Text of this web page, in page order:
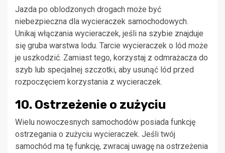
Jazda po oblodzonych drogach może być
niebezpieczna dla wycieraczek samochodowych.
Unikaj włączania wycieraczek, jeśli na szybie znajduje
się gruba warstwa lodu. Tarcie wycieraczek o lód może
je uszkodzić. Zamiast tego, korzystaj z odmrażacza do
szyb lub specjalnej szczotki, aby usunąć lód przed
rozpoczęciem korzystania z wycieraczek.
10. Ostrzeżenie o zużyciu
Wielu nowoczesnych samochodów posiada funkcję
ostrzegania o zużyciu wycieraczek. Jeśli twój
samochód ma tę funkcję, zwracaj uwagę na ostrzeżenia